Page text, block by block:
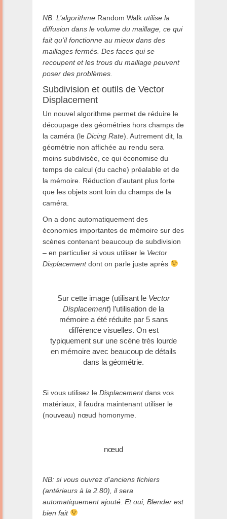
NB: L’algorithme Random Walk utilise la
diffusion dans le volume du maillage, ce qui
fait qu’il fonctionne au mieux dans des
maillages fermés. Des faces qui se
recoupent et les trous du maillage peuvent
poser des problèmes.
Subdivision et outils de Vector
Displacement
Un nouvel algorithme permet de réduire le
découpage des géométries hors champs de
la caméra (le Dicing Rate). Autrement dit, la
géométrie non affichée au rendu sera
moins subdivisée, ce qui économise du
temps de calcul (du cache) préalable et de
la mémoire. Réduction d’autant plus forte
que les objets sont loin du champs de la
caméra.
On a donc automatiquement des
économies importantes de mémoire sur des
scènes contenant beaucoup de subdivision
– en particulier si vous utiliser le Vector
Displacementdont on parle juste après
Sur cette image (utilisant le Vector
Displacement) l’utilisation de la
mémoire a été réduite par 5 sans
différence visuelles. On est
typiquement sur une scène très lourde
en mémoire avec beaucoup de détails
dans la géométrie.
Si vous utilisez le Displacementdans vos
matériaux, il faudra maintenant utiliser le
(nouveau) nœud homonyme.
nœud
NB: si vous ouvrez d’anciens fichiers
(antérieurs à la 2.80), il sera
automatiquement ajouté. Et oui, Blender est
bien fait